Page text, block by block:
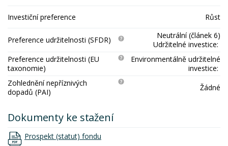
Investiční preference Růst
Preference udržitelnosti (SFDR)
Neutrální (článek 6)
Udržitelné investice:
Preference udržitelnosti (EU
taxonomie)
Environmentálně udržitelné
investice:
Zohlednění nepříznivých
dopadů (PAI)
Žádné
Dokumenty ke stažení
Prospekt (statut) fondu